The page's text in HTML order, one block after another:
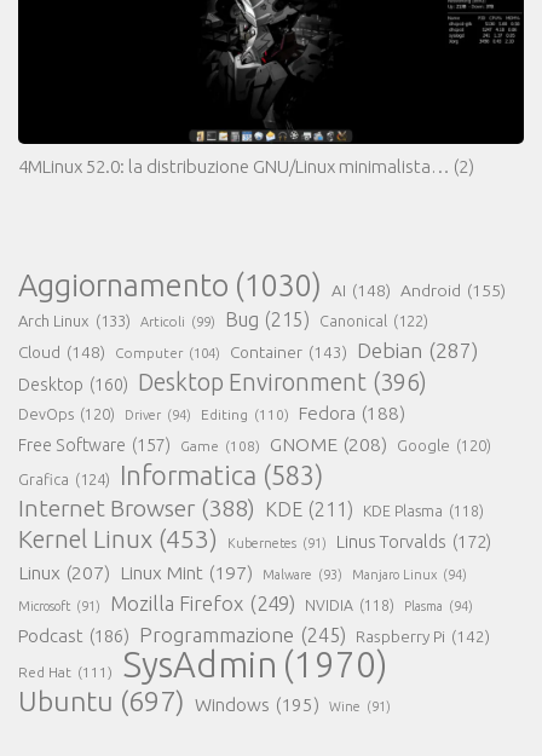
4MLinux 52.0: la distribuzione GNU/Linux minimalista… (2)
Aggiornamento (1030) AI (148) Android (155)
Arch Linux (133) Articoli (99) Bug (215) Canonical (122)
Cloud (148) Computer (104) Container (143) Debian (287)
Desktop (160) Desktop Environment (396)
DevOps (120) Driver (94) Editing (110) Fedora (188)
Free Software (157) Game (108) GNOME (208) Google (120)
Grafica (124) Informatica (583)
Internet Browser (388) KDE (211) KDE Plasma (118)
Kernel Linux (453) Kubernetes (91) Linus Torvalds (172)
Linux (207) Linux Mint (197) Malware (93) Manjaro Linux (94)
Microsoft (91) Mozilla Firefox (249) NVIDIA (118) Plasma (94)
Podcast (186) Programmazione (245) Raspberry Pi (142)
Red Hat (111) SysAdmin (1970)
Ubuntu (697) Windows (195) Wine (91)